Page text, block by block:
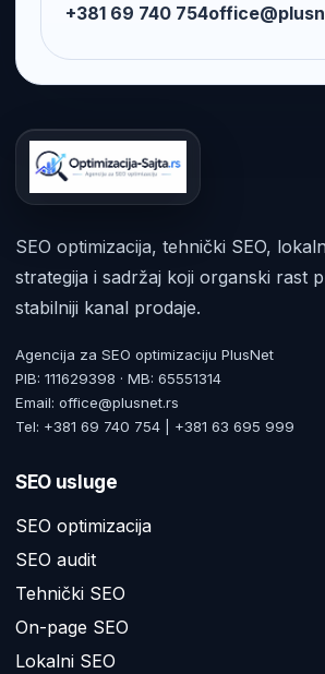
+381 69 740 754
SEO optimizacija, tehnički SEO,
strategija i sadržaj koji organski rast
stabilniji kanal prodaje.
Agencija za SEO optimizaciju PlusNet
PIB: 111629398 · MB: 65551314
Email: office@plusnet.rs
Tel: +381 69 740 754 | +381 63 695 999
SEO usluge
SEO optimizacija
SEO audit
Tehnički SEO
On-page SEO
Lokalni SEO